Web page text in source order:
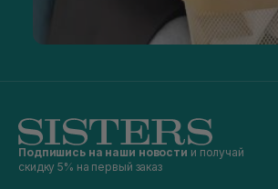
Подпишись на наши новости и получай
скидку 5% на первый заказ